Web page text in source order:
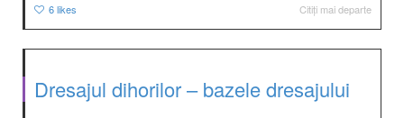
6likes Citiți mai departe
Dresajul dihorilor – bazele dresajului